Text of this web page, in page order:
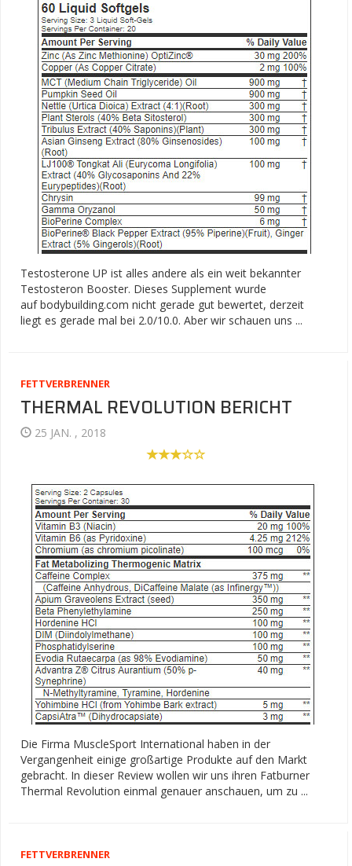
Testosterone UP ist alles andere als ein weit bekannter
Testosteron Booster. Dieses Supplement wurde
auf bodybuilding.com nicht gerade gut bewertet, derzeit
liegt es gerade mal bei 2.0/10.0. Aber wir schauen uns ...
FETTVERBRENNER
THERMAL REVOLUTION BERICHT
25 JAN. , 2018
Die Firma MuscleSport International haben in der
Vergangenheit einige großartige Produkte auf den Markt
gebracht. In dieser Review wollen wir uns ihren Fatburner
Thermal Revolution einmal genauer anschauen, um zu ...
FETTVERBRENNER